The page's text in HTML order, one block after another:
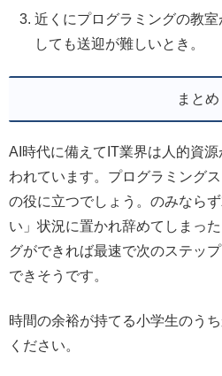
近くにプログラミングの教
しても送迎が難しいとき。
まとめ
AI時代に備えてIT業界は人的資
われています。プログラミング
の役に立つでしょう。のみなら
い」状況に置かれ辞めてしまっ
グができれば最速で次のステッ
できそうです。
時間の余裕が持てる小学生のう
ください。